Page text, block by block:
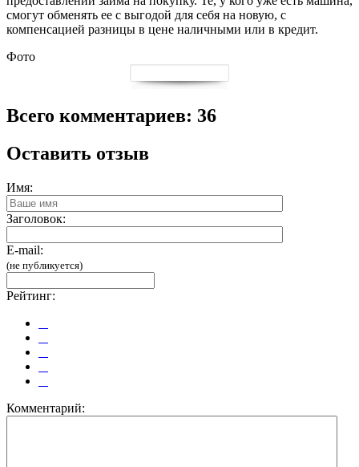
смогут обменять ее с выгодой для себя на новую, с
компенсацией разницы в цене наличными или в кредит.
Фото
Всего комментариев: 36
Оставить отзыв
Имя:
Заголовок:
E-mail:
(не публикуется)
Рейтинг:
Комментарий: